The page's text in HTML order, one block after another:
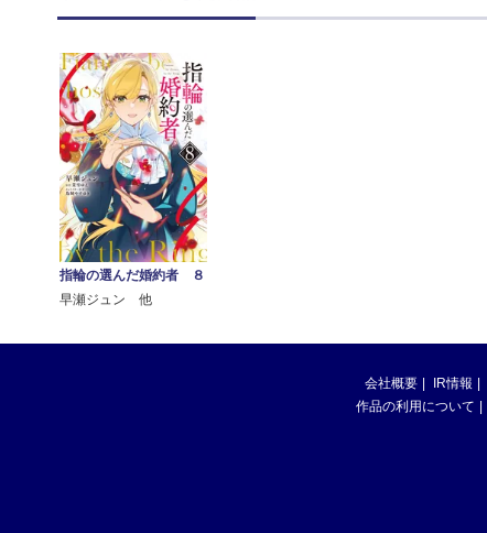
指輪の選んだ婚約者 ８
早瀬ジュン 他
会社概要 IR情報
作品の利用について